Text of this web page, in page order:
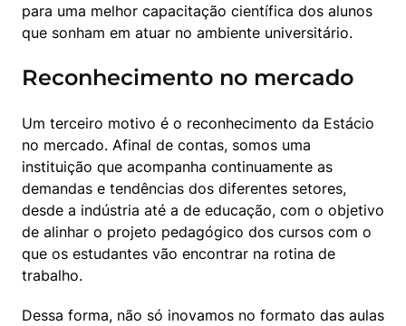
para uma melhor capacitação científica dos alunos
que sonham em atuar no ambiente universitário.
Reconhecimento no mercado
Um terceiro motivo é o reconhecimento da Estácio
no mercado. Afinal de contas, somos uma
instituição que acompanha continuamente as
demandas e tendências dos diferentes setores,
desde a indústria até a de educação, com o objetivo
de alinhar o projeto pedagógico dos cursos com o
que os estudantes vão encontrar na rotina de
trabalho.
Dessa forma, não só inovamos no formato das aulas